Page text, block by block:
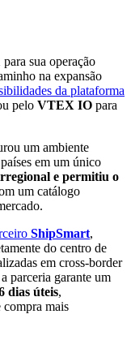
sua operação
na expansão
da plataforma
pelo VTEX IO para
um ambiente
em um único
e permitiu o
um catálogo
ShipSmart,
do centro de
em cross-border
parceria garante um
dias úteis,
compra mais